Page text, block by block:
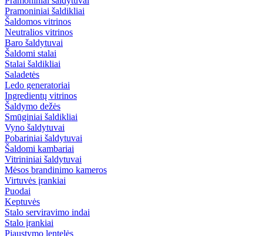
Pramoniniai šaldikliai
Šaldomos vitrinos
Neutralios vitrinos
Baro šaldytuvai
Šaldomi stalai
Stalai šaldikliai
Saladetės
Ledo generatoriai
Ingredientų vitrinos
Šaldymo dežės
Smūginiai šaldikliai
Vyno šaldytuvai
Pobariniai šaldytuvai
Šaldomi kambariai
Vitrininiai šaldytuvai
Mėsos brandinimo kameros
Virtuvės įrankiai
Puodai
Keptuvės
Stalo serviravimo indai
Stalo įrankiai
Pjaustymo lentelės